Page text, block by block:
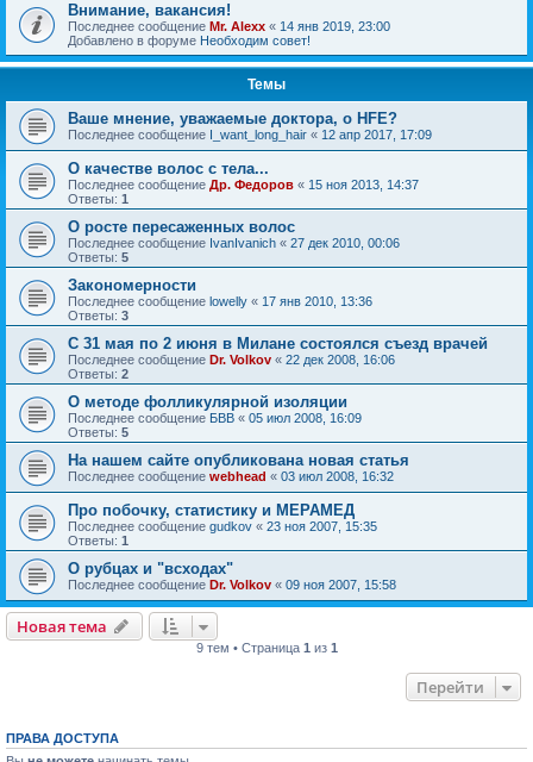
Внимание, вакансия!
Последнее сообщение Mr. Alexx « 14 янв 2019, 23:00
Добавлено в форуме Необходим совет!
Темы
Ваше мнение, уважаемые доктора, о HFE?
Последнее сообщение I_want_long_hair « 12 апр 2017, 17:09
О качестве волос с тела...
Последнее сообщение Др. Федоров « 15 ноя 2013, 14:37
Ответы: 1
О росте пересаженных волос
Последнее сообщение IvanIvanich « 27 дек 2010, 00:06
Ответы: 5
Закономерности
Последнее сообщение lowelly « 17 янв 2010, 13:36
Ответы: 3
С 31 мая по 2 июня в Милане состоялся съезд врачей
Последнее сообщение Dr. Volkov « 22 дек 2008, 16:06
Ответы: 2
О методе фолликулярной изоляции
Последнее сообщение БВВ « 05 июл 2008, 16:09
Ответы: 5
На нашем сайте опубликована новая статья
Последнее сообщение webhead « 03 июл 2008, 16:32
Про побочку, статистику и МЕРАМЕД
Последнее сообщение gudkov « 23 ноя 2007, 15:35
Ответы: 1
О рубцах и "всходах"
Последнее сообщение Dr. Volkov « 09 ноя 2007, 15:58
Новая тема
9 тем • Страница 1 из 1
Перейти
ПРАВА ДОСТУПА